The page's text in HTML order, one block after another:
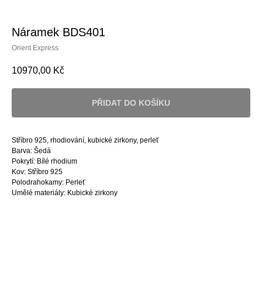
Náramek BDS401
Orient Express
10970,00 Kč
PŘIDAT DO KOŠÍKU
Stříbro 925, rhodiování, kubické zirkony, perleť
Barva: Šedá
Pokrytí: Bílé rhodium
Kov: Stříbro 925
Polodrahokamy: Perleť
Umělé materiály: Kubické zirkony